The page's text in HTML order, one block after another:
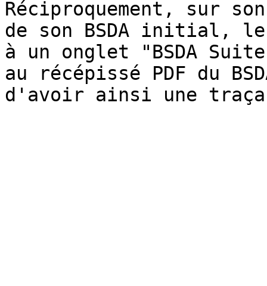
Réciproquement, sur
de son BSDA initial,
à un onglet "BSDA
au récépissé PDF du